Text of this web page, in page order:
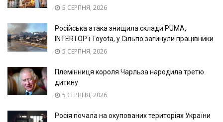
5 СЕРПНЯ, 2026
Російська атака знищила склади PUMA,
INTERTOP і Toyota, у Сільпо загинули працівники
5 СЕРПНЯ, 2026
Племінниця короля Чарльза народила третю
дитину
5 СЕРПНЯ, 2026
Росія почала на окупованих територіях України